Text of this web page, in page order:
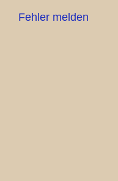
Fehler melden